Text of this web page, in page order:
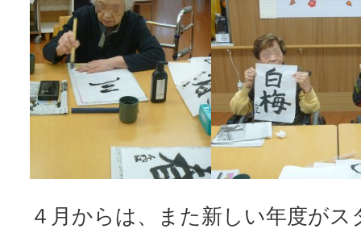
４月からは、また新しい年度が